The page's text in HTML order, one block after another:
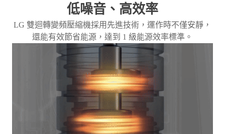
低噪音、高效率
LG 雙迴轉變頻壓縮機採用先進技術，運作時不僅安靜，
還能有效節省能源，達到 1 級能源效率標準。